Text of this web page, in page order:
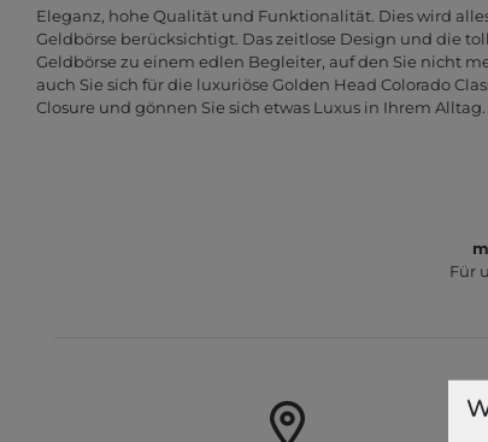
Eleganz, hohe Qualität und Funktionalität. Dies wird
Geldbörse berücksichtigt. Das zeitlose Design und die
Geldbörse zu einem edlen Begleiter, auf den Sie nicht
auch Sie sich für die luxuriöse Golden Head Colorado
Closure und gönnen Sie sich etwas Luxus in Ihrem Alltag.
Für